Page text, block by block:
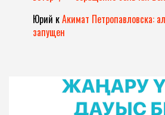
Юрий кАкимат Петропавловска:
запущен